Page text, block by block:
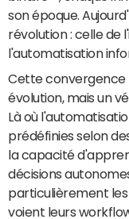
son époque.
révolution : celle de
l'automatisation
Cette convergence
évolution, mais un
Là où
prédéfinies selon
la capacité
décisions
particulièrement
voient leurs